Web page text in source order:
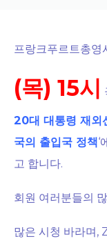
프랑크푸르트총영
(목) 15시
20대 대통령 재외
국의 출입국 정책‘
고 합니다.
회원 여러분들의
많은 시청 바라며,